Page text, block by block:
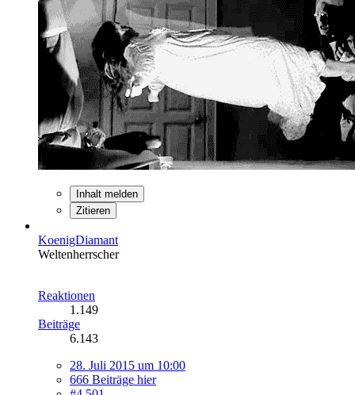
Inhalt melden
Zitieren
KoenigDiamant
Weltenherrscher
Reaktionen
1.149
Beiträge
6.143
28. Juli 2015 um 10:00
666 Beiträge hier